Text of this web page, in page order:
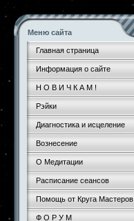
Меню сайта
Главная страница
Информация о сайте
Н О В И Ч К А М !
Рэйки
Диагностика и исцеление
Вознесение
О Медитации
Расписание сеансов
Помощь от Круга Мастеров
Ф О Р У М